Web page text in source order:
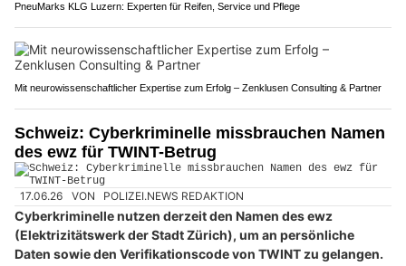
PneuMarks KLG Luzern: Experten für Reifen, Service und Pflege
Mit neurowissenschaftlicher Expertise zum Erfolg – Zenklusen Consulting & Partner
Schweiz: Cyberkriminelle missbrauchen Namen
des ewz für TWINT-Betrug
17.06.26 VON POLIZEI.NEWS REDAKTION
Cyberkriminelle nutzen derzeit den Namen des ewz
(Elektrizitätswerk der Stadt Zürich), um an persönliche
Daten sowie den Verifikationscode von TWINT zu gelangen.